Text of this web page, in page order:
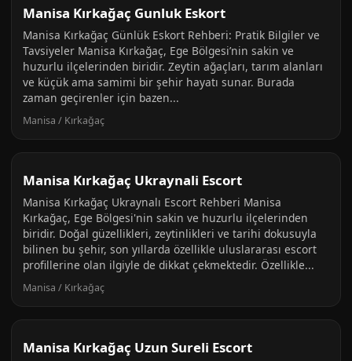
Manisa Kırkağaç Gunluk Eskort
Manisa Kırkağaç Günlük Eskort Rehberi: Pratik Bilgiler ve
Tavsiyeler Manisa Kırkağaç, Ege Bölgesi’nin sakin ve
huzurlu ilçelerinden biridir. Zeytin ağaçları, tarım alanları
ve küçük ama samimi bir şehir hayatı sunar. Burada
zaman geçirenler için bazen...
Manisa / Kırkağaç
Manisa Kırkağaç Ukraynali Escort
Manisa Kırkağaç Ukraynalı Escort Rehberi Manisa
Kırkağaç, Ege Bölgesi'nin sakin ve huzurlu ilçelerinden
biridir. Doğal güzellikleri, zeytinlikleri ve tarihi dokusuyla
bilinen bu şehir, son yıllarda özellikle uluslararası escort
profillerine olan ilgiyle de dikkat çekmektedir. Özellikle...
Manisa / Kırkağaç
Manisa Kırkağaç Uzun Sureli Escort